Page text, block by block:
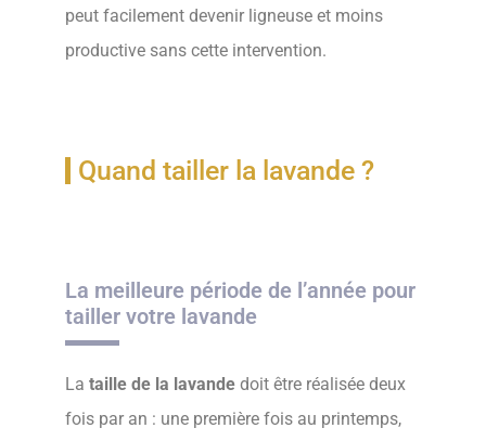
peut facilement devenir ligneuse et moins
productive sans cette intervention.
Quand tailler la lavande ?
La meilleure période de l’année pour
tailler votre lavande
La taille de la lavande doit être réalisée deux
fois par an : une première fois au printemps,